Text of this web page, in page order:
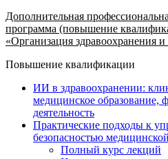
Дополнительная
программа (повышение
«Организация здравоохранения
Повышение квалификации
ИИ в здравоохранении:
медицинское образование,
деятельность
Практические подходы к
безопасностью
Полный курс лекций